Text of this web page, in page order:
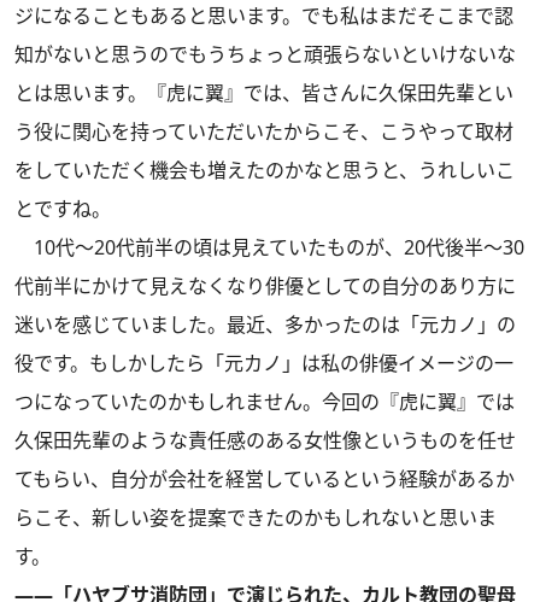
ジになることもあると思います。でも私はまだそこまで認
知がないと思うのでもうちょっと頑張らないといけないな
とは思います。『虎に翼』では、皆さんに久保田先輩とい
う役に関心を持っていただいたからこそ、こうやって取材
をしていただく機会も増えたのかなと思うと、うれしいこ
とですね。
10代～20代前半の頃は見えていたものが、20代後半～30
代前半にかけて見えなくなり俳優としての自分のあり方に
迷いを感じていました。最近、多かったのは「元カノ」の
役です。もしかしたら「元カノ」は私の俳優イメージの一
つになっていたのかもしれません。今回の『虎に翼』では
久保田先輩のような責任感のある女性像というものを任せ
てもらい、自分が会社を経営しているという経験があるか
らこそ、新しい姿を提案できたのかもしれないと思いま
す。
――「ハヤブサ消防団」で演じられた、カルト教団の聖母